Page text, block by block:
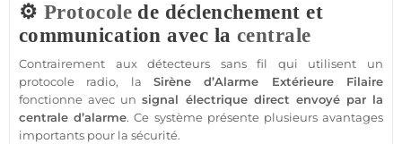
⚙️ Protocolede déclenchement et
communication avec la centrale
Contrairement aux détecteurs sans fil qui utilisent un
protocole radio, la Sirène d’Alarme Extérieure
Filaire
fonctionne avec unsignal électrique direct envoyé par la
centrale d’alarme. Ce systèmeprésente plusieurs avantages
importants pour la sécurité.